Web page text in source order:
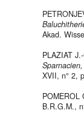
Akad.
PLAZIAT
XVII, n° 2,
B.R.G.M.,